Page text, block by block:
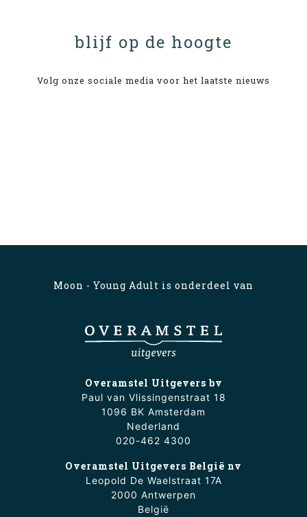
blijf op de hoogte
Volg onze sociale media voor het laatste nieuws
Moon - Young Adult is onderdeel van
Overamstel Uitgevers bv
Paul van Vlissingenstraat 18
1096 BK Amsterdam
Nederland
020-462 4300
Overamstel Uitgevers België nv
Leopold De Waelstraat 17A
2000 Antwerpen
België